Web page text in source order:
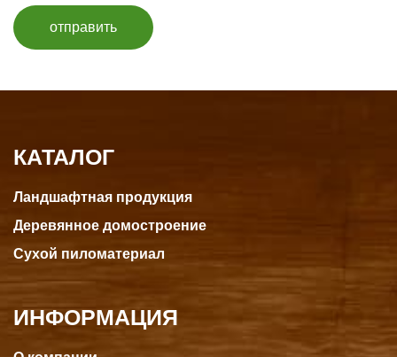
отправить
КАТАЛОГ
Ландшафтная продукция
Деревянное домостроение
Сухой пиломатериал
ИНФОРМАЦИЯ